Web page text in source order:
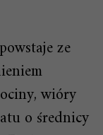
ze
wióry
o średnicy